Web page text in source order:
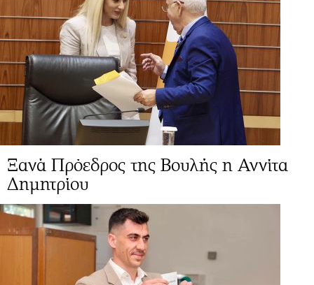
Ξανά Πρόεδρος της Βουλής η Αννίτα
Δημητρίου